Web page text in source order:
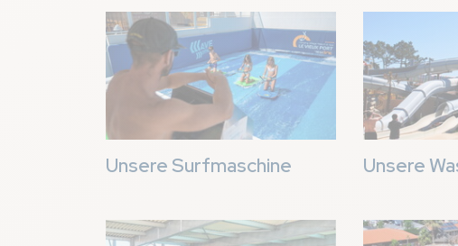
Bild
Unsere Surfmaschine Unsere
Bild Bild